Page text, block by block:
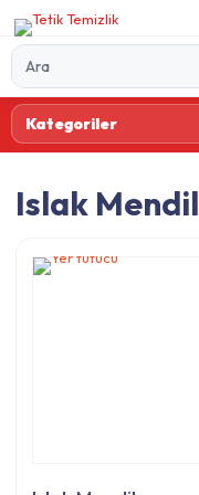
Ürün
araKategoriler
Islak Mendil